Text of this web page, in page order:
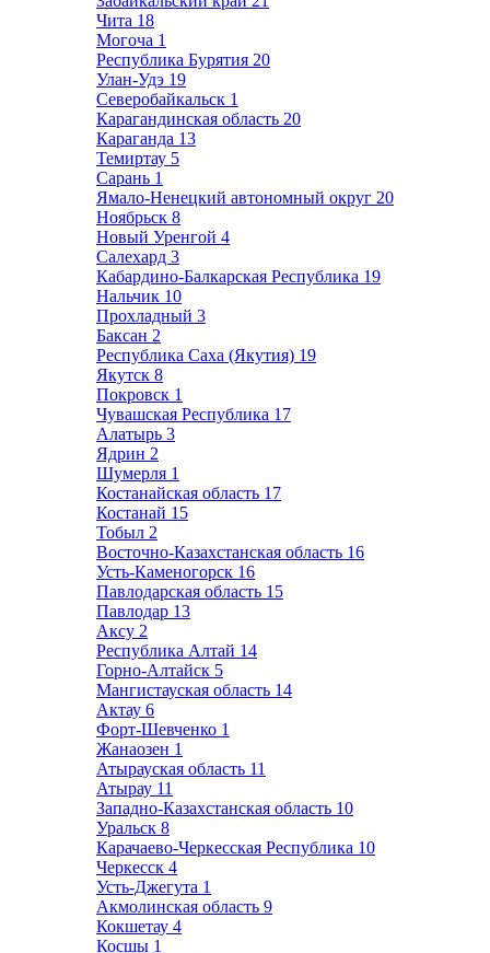
Чита 18
Могоча 1
Республика Бурятия 20
Улан-Удэ 19
Северобайкальск 1
Карагандинская область 20
Караганда 13
Темиртау 5
Сарань 1
Ямало-Ненецкий автономный округ 20
Ноябрьск 8
Новый Уренгой 4
Салехард 3
Кабардино-Балкарская Республика 19
Нальчик 10
Прохладный 3
Баксан 2
Республика Саха (Якутия) 19
Якутск 8
Покровск 1
Чувашская Республика 17
Алатырь 3
Ядрин 2
Шумерля 1
Костанайская область 17
Костанай 15
Тобыл 2
Восточно-Казахстанская область 16
Усть-Каменогорск 16
Павлодарская область 15
Павлодар 13
Аксу 2
Республика Алтай 14
Горно-Алтайск 5
Мангистауская область 14
Актау 6
Форт-Шевченко 1
Жанаозен 1
Атырауская область 11
Атырау 11
Западно-Казахстанская область 10
Уральск 8
Карачаево-Черкесская Республика 10
Черкесск 4
Усть-Джегута 1
Акмолинская область 9
Кокшетау 4
Косшы 1